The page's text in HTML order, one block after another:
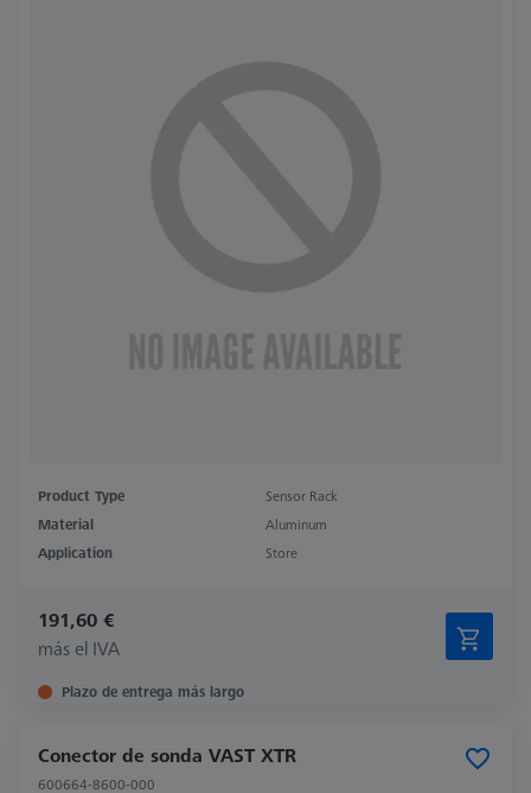
Product Type
Sensor Rack
Material
Aluminum
Application
Store
191,60 €
más el IVA
Plazo de entrega más largo
Conector de sonda VAST XTR
600664-8600-000